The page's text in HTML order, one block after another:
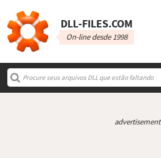
DLL‑FILES.COM
On-line desde 1998
advertisement